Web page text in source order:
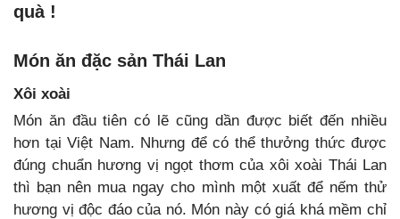
quà !
Món ăn đặc sản Thái Lan
Xôi xoài
Món ăn đầu tiên có lẽ cũng dần được biết đến nhiều
hơn tại Việt Nam. Nhưng để có thể thưởng thức được
đúng chuẩn hương vị ngọt thơm của xôi xoài Thái Lan
thì bạn nên mua ngay cho mình một xuất để nếm thử
hương vị độc đáo của nó. Món này có giá khá mềm chỉ